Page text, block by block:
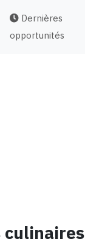
Dernières
opportunités